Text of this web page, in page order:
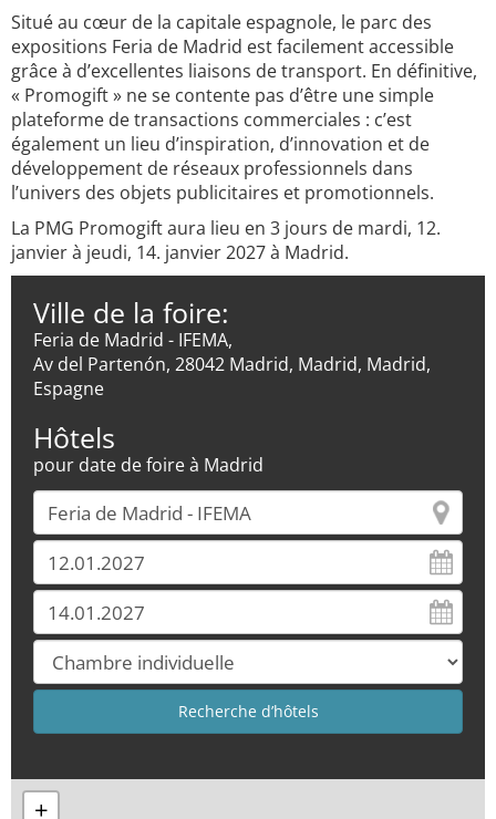
Situé au cœur de la capitale espagnole, le parc des
expositions Feria de Madrid est facilement accessible
grâce à d’excellentes liaisons de transport. En définitive,
« Promogift » ne se contente pas d’être une simple
plateforme de transactions commerciales : c’est
également un lieu d’inspiration, d’innovation et de
développement de réseaux professionnels dans
l’univers des objets publicitaires et promotionnels.
La PMG Promogift aura lieu en 3 jours de mardi, 12.
janvier à jeudi, 14. janvier 2027 à Madrid.
Ville de la foire:
Feria de Madrid - IFEMA,
Av del Partenón, 28042 Madrid, Madrid, Madrid,
Espagne
Hôtels
pour date de foire à Madrid
+